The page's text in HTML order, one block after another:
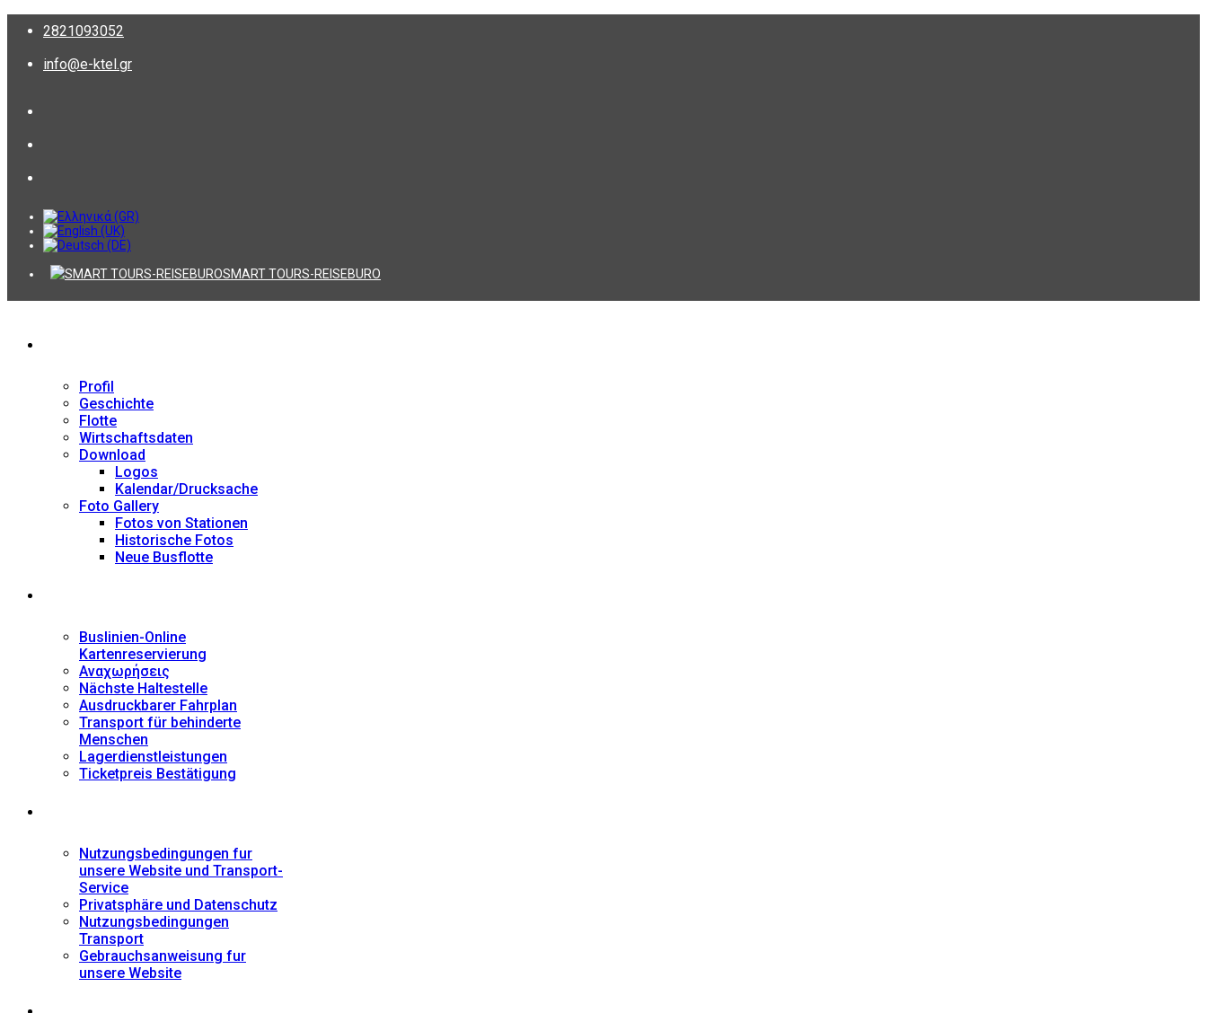
2821093052
info@e-ktel.gr
SMART TOURS-REISEBURO
Profil
Geschichte
Flotte
Wirtschaftsdaten
Download
Logos
Kalendar/Drucksache
Foto Gallery
Fotos von Stationen
Historische Fotos
Neue Busflotte
Buslinien-Online
Kartenreservierung
Αναχωρήσεις
Nächste Haltestelle
Αusdruckbarer Fahrplan
Transport für behinderte
Menschen
Lagerdienstleistungen
Ticketpreis Bestätigung
Nutzungsbedingungen fur
unsere Website und Transport-
Service
Privatsphäre und Datenschutz
Nutzungsbedingungen
Transport
Gebrauchsanweisung fur
unsere Website